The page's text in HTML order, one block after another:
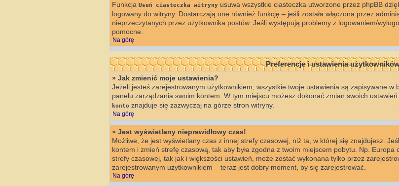
Funkcja Usuń ciasteczka witryny usuwa wszystkie ciasteczka utworzone przez phpBB
logowany do witryny. Dostarczają one również funkcję – jeśli została włączona przez
nieprzeczytanych przez użytkownika postów. Jeśli występują problemy z logowaniem/
pomocne.
Na górę
Preferencje i ustawienia
» Jak zmienić moje ustawienia?
Jeżeli jesteś zarejestrowanym użytkownikiem, wszystkie twoje ustawienia są zapisywane w
panelu zarządzania swoim kontem. W tym miejscu możesz dokonać zmian swoich
konto znajduje się zazwyczaj na górze stron witryny.
Na górę
» Jest wyświetlany nieprawidłowy czas!
Możliwe, że jest wyświetlany czas z innej strefy czasowej, niż ta, w której się znajdujesz.
kontem i zmień strefę czasową, tak aby była zgodna z twoim miejscem pobytu. Np.
strefy czasowej, tak jak i większości ustawień, może zostać wykonana tylko przez
zarejestrowanym użytkownikiem – teraz jest dobry moment, by się zarejestrować.
Na górę